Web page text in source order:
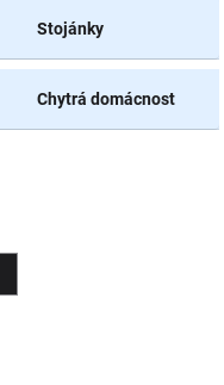
Stojánky
Chytrá domácnost